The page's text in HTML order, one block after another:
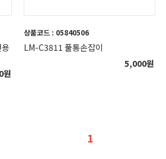
원
상품코드 : 05840506
LM-C3811 풀통손잡이
5,000원
1